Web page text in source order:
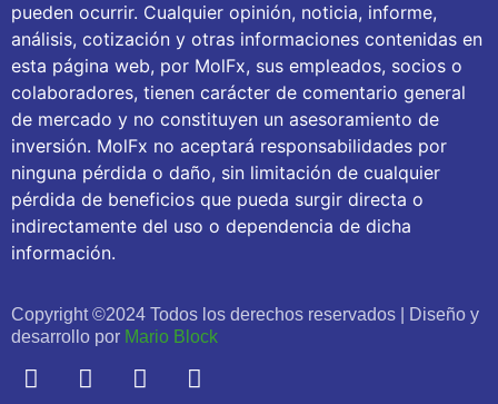
pueden ocurrir. Cualquier opinión, noticia, informe,
análisis, cotización y otras informaciones contenidas en
esta página web, por MolFx, sus empleados, socios o
colaboradores, tienen carácter de comentario general
de mercado y no constituyen un asesoramiento de
inversión. MolFx no aceptará responsabilidades por
ninguna pérdida o daño, sin limitación de cualquier
pérdida de beneficios que pueda surgir directa o
indirectamente del uso o dependencia de dicha
información.
Copyright ©2024 Todos los derechos reservados | Diseño y
desarrollo por Mario Block